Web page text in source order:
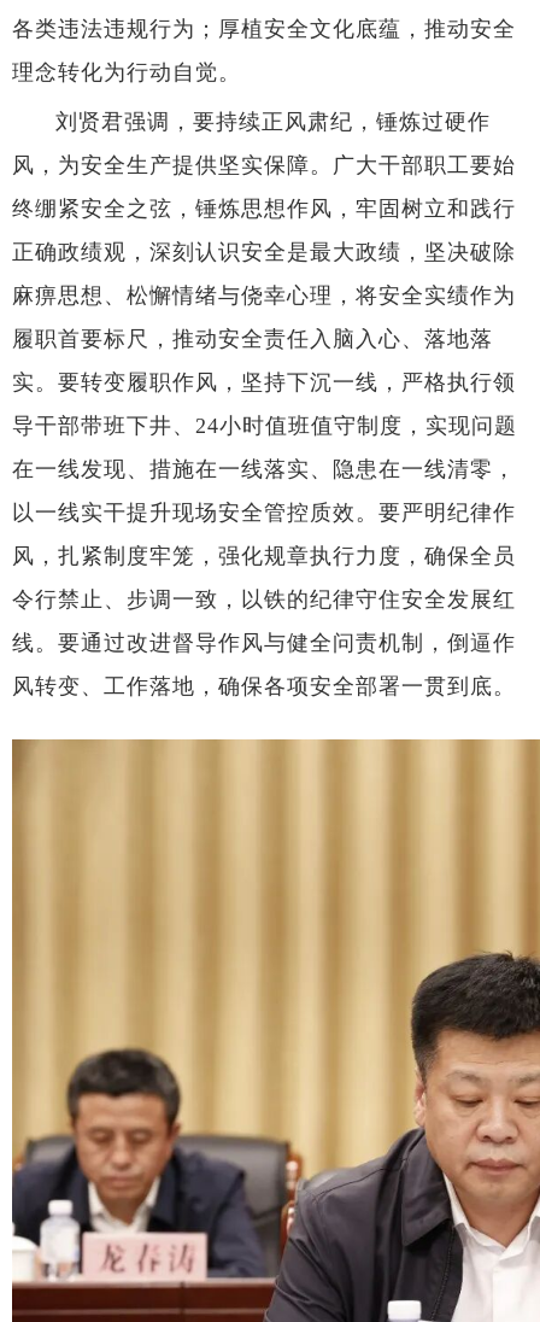
各类违法违规行为；厚植安全文化底蕴，推动安全
理念转化为行动自觉。
刘贤君强调，要持续正风肃纪，锤炼过硬作
风，为安全生产提供坚实保障。广大干部职工要始
终绷紧安全之弦，锤炼思想作风，牢固树立和践行
正确政绩观，深刻认识安全是最大政绩，坚决破除
麻痹思想、松懈情绪与侥幸心理，将安全实绩作为
履职首要标尺，推动安全责任入脑入心、落地落
实。要转变履职作风，坚持下沉一线，严格执行领
导干部带班下井、24小时值班值守制度，实现问题
在一线发现、措施在一线落实、隐患在一线清零，
以一线实干提升现场安全管控质效。要严明纪律作
风，扎紧制度牢笼，强化规章执行力度，确保全员
令行禁止、步调一致，以铁的纪律守住安全发展红
线。要通过改进督导作风与健全问责机制，倒逼作
风转变、工作落地，确保各项安全部署一贯到底。